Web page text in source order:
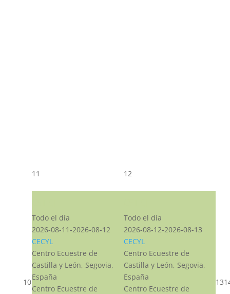
10
11
Todo el día
2026-08-11-2026-08-12
CECYL
Centro Ecuestre de
Castilla y León, Segovia,
España
Centro Ecuestre de
12
Todo el día
2026-08-12-2026-08-13
CECYL
Centro Ecuestre de
Castilla y León, Segovia,
España
Centro Ecuestre de
13